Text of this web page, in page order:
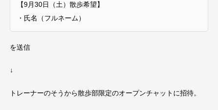
【9月30日（土）散歩希望】
・氏名（フルネーム）
を送信
↓
トレーナーのそうから散歩部限定のオープンチャットに招待。